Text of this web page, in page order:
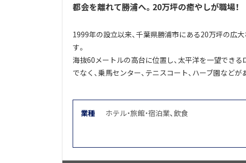
都会を離れて勝浦へ。20万坪の癒やしが職場！
1999年の設立以来、千葉県勝浦市にある20万坪の広
す。
海抜60メートルの高台に位置し、太平洋を一望でき
でなく、乗馬センター、テニスコート、ハーブ園などが
業種 ホテル・旅館・宿泊業、飲食